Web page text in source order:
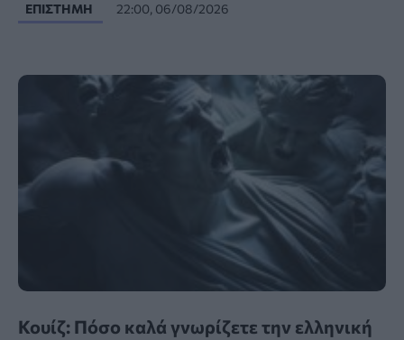
ΕΠΙΣΤΉΜΗ 22:00, 06/08/2026
Κουίζ: Πόσο καλά γνωρίζετε την ελληνική